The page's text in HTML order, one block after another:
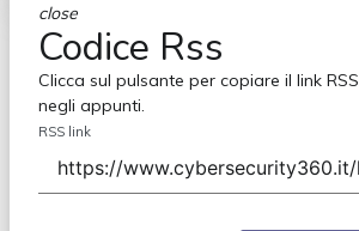
close
Codice Rss
Clicca sul pulsante per copiare il link RSS
negli appunti.
RSS link